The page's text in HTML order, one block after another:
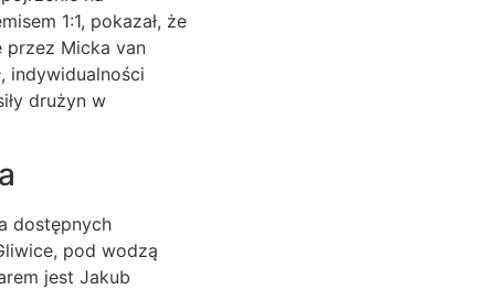
1:1, pokazał, że
Micka van
indywidualności
drużyn w
dostępnych
pod wodzą
jest Jakub